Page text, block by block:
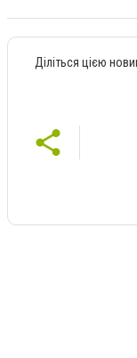
Діліться цією